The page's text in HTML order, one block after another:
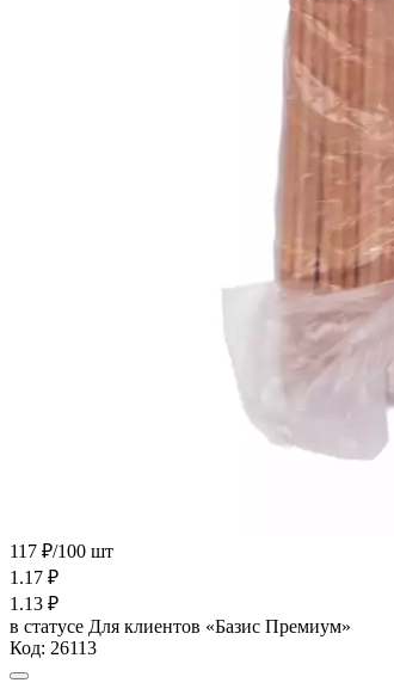
117 ₽/100 шт
1.17 ₽
1.13 ₽
в статусе Для клиентов «Базис Премиум»
Код: 26113